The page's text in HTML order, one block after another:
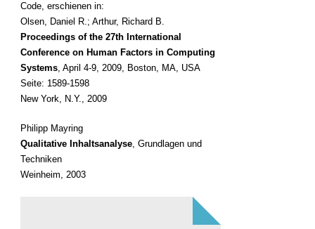
Code, erschienen in:
Olsen, Daniel R.; Arthur, Richard B.
Proceedings of the 27th International
Conference on Human Factors in Computing
Systems, April 4-9, 2009, Boston, MA, USA
Seite: 1589-1598
New York, N.Y., 2009
Philipp Mayring
Qualitative Inhaltsanalyse, Grundlagen und
Techniken
Weinheim, 2003